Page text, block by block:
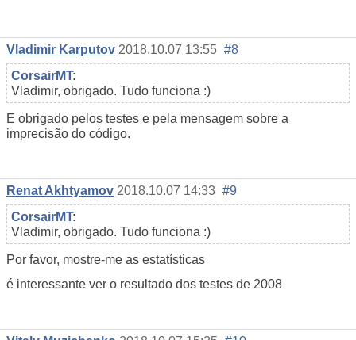
Vladimir Karputov 2018.10.07 13:55 #8
CorsairMT:
Vladimir, obrigado. Tudo funciona :)
E obrigado pelos testes e pela mensagem sobre a
imprecisão do código.
Renat Akhtyamov 2018.10.07 14:33 #9
CorsairMT:
Vladimir, obrigado. Tudo funciona :)
Por favor, mostre-me as estatísticas
é interessante ver o resultado dos testes de 2008